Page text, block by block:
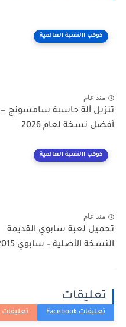
كوكب االتقنية العالمية
منذ عام
تنزيل آلة حاسبة سامسونج —
أفضل نسخة لعام 2026
كوكب االتقنية العالمية
منذ عام
تحميل لعبة سابوي القديمة
النسخة الأصلية – سابوي 2015
تعليقات